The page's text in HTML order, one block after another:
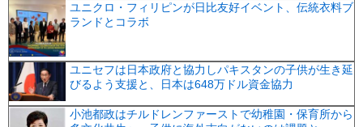
ユニクロ・フィリピンが日比友好イベント、伝統衣料ブ
ランドとコラボ
ユニセフは日本政府と協力しパキスタンの子供が生き延
びるよう支援と、日本は648万ドル資金協力
小池都政はチルドレンファーストで幼稚園・保育所から